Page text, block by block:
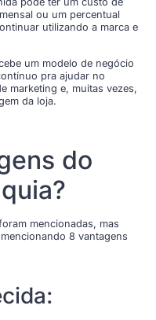
ou um percentual
utilizando a marca e
um modelo de negócio
pra ajudar no
marketing e, muitas vezes,
da loja.
do
mencionadas, mas
8 vantagens